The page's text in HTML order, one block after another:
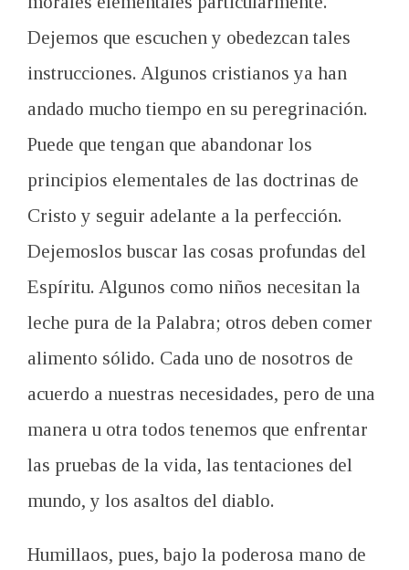
Dejemos que escuchen y obedezcan tales
instrucciones. Algunos cristianos ya han
andado mucho tiempo en su peregrinación.
Puede que tengan que abandonar los
principios elementales de las doctrinas de
Cristo y seguir adelante a la perfección.
Dejemoslosbuscar las cosas profundas del
Espíritu. Algunos como niños necesitan la
leche pura de la Palabra; otros deben comer
alimento sólido. Cada uno de nosotros de
acuerdo a nuestras necesidades, pero de una
manera u otra todos tenemos que enfrentar
las pruebas de la vida, las tentaciones del
mundo, y los asaltos del diablo.
Humillaos, pues, bajo la poderosa mano de